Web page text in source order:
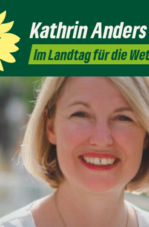
KathrinAnders
Im Landtag für die